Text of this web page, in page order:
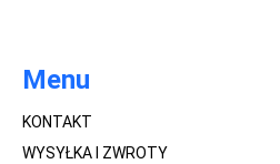
Menu
KONTAKT
WYSYŁKA I ZWROTY